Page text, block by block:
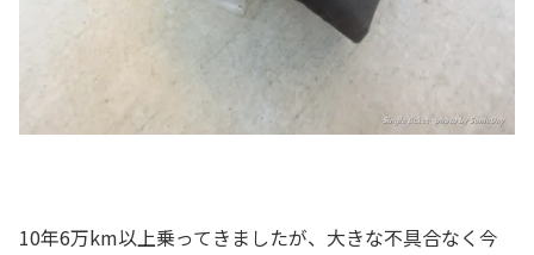
10年6万km以上乗ってきましたが、大きな不具合なく今